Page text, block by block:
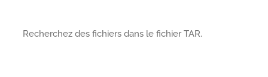
Recherchez des fichiers dans le fichier TAR.